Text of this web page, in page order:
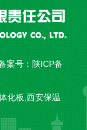
案号： 陕ICP备
化板,西安保温